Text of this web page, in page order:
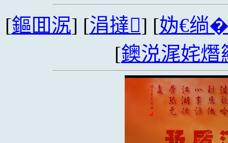
[鏂囬泦] [涓撻] [妫€绱
[鐭涚浘姹熸